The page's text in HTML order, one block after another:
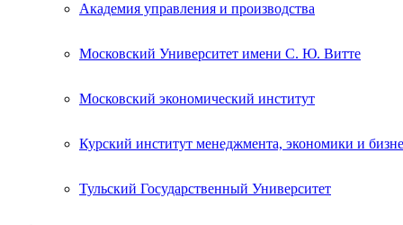
Академия управления и производства
Московский Университет имени С. Ю. Витте
Московский экономический институт
Курский институт менеджмента, экономики и
Тульский Государственный Университет
Среднее
обучение!
Поступите в престижный Колледж не выходя
Специальные условия обучения для жителей